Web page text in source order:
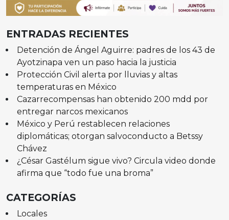
ENTRADAS RECIENTES
Detención de Ángel Aguirre: padres de los 43 de
Ayotzinapa ven un paso hacia la justicia
Protección Civil alerta por lluvias y altas
temperaturas en México
Cazarrecompensas han obtenido 200 mdd por
entregar narcos mexicanos
México y Perú restablecen relaciones
diplomáticas; otorgan salvoconducto a Betssy
Chávez
¿César Gastélum sigue vivo? Circula video donde
afirma que “todo fue una broma”
CATEGORÍAS
Locales